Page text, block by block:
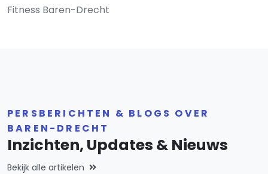
Fitness Baren-Drecht
PERSBERICHTEN & BLOGS OVER
BAREN-DRECHT
Inzichten, Updates & Nieuws
Bekijk alle artikelen